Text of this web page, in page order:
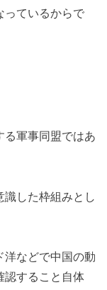
っているからで
る軍事同盟ではあ
識した枠組みとし
洋などで中国の動
認すること自体